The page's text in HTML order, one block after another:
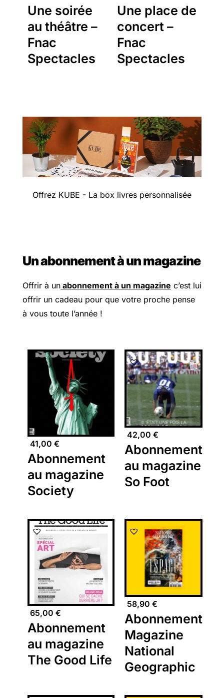
Une soirée
au théâtre –
Fnac
Spectacles
Une place de
concert –
Fnac
Spectacles
Offrez KUBE - La box livres personnalisée
Un abonnement à un magazine
Offrir à un abonnement à un magazine c’est lui
offrir un cadeau pour que votre proche pense
à vous toute l’année !
41,00 €
Abonnement
au magazine
Society
42,00 €
Abonnement
au magazine
So Foot
65,00 €
Abonnement
au magazine
The Good Life
58,90 €
Abonnement
Magazine
National
Geographic